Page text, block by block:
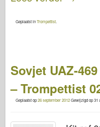
Geplaatst inTrompettist
Sovjet UAZ-
– Trompettist
Geplaatst op26 september 2012Gewijzigd op31